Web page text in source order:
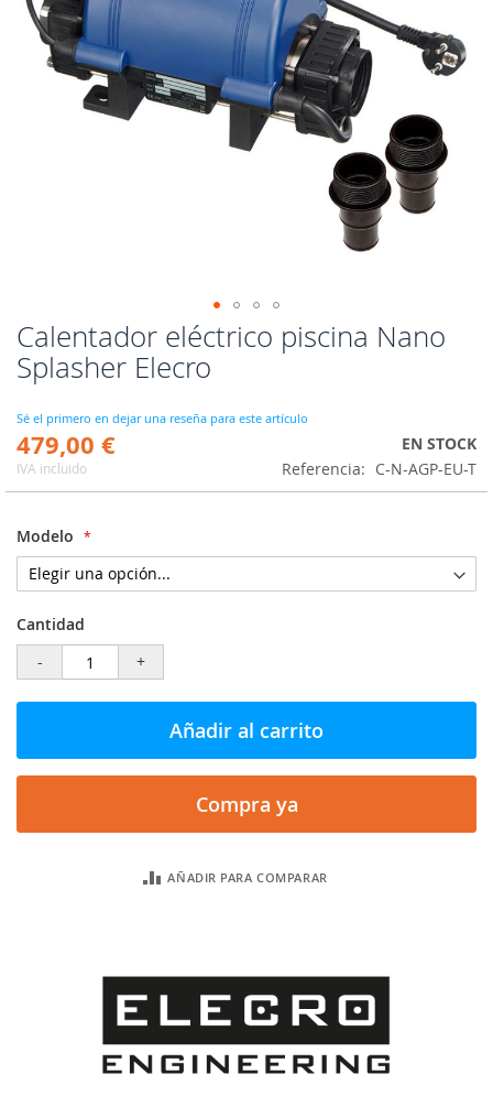
Calentador eléctrico piscina Nano
Splasher Elecro
Sé el primero en dejar una reseña para este artículo
479,00 €
IVA incluido
EN STOCK
Referencia
C-N-AGP-EU-T
Modelo
Cantidad
-
+
Añadir al carrito
Compra ya
AÑADIR PARA COMPARAR
Saltar
al
comienzo
la
galería
de